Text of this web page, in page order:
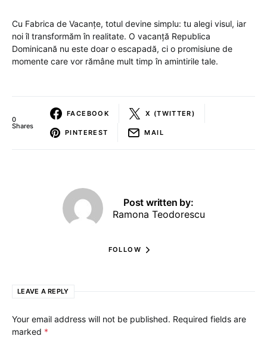
Cu Fabrica de Vacanțe, totul devine simplu: tu alegi visul, iar
noi îl transformăm în realitate. O vacanță Republica
Dominicană nu este doar o escapadă, ci o promisiune de
momente care vor rămâne mult timp în amintirile tale.
0
Shares
FACEBOOK X (TWITTER)
PINTEREST MAIL
Post written by:
Ramona Teodorescu
FOLLOW
LEAVE A REPLY
Your email address will not be published. Required fields are
marked *